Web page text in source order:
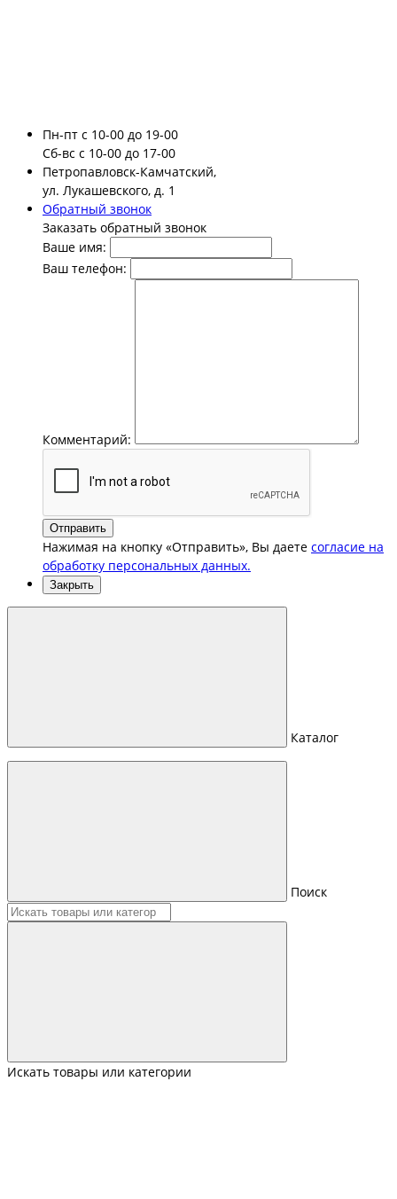
Пн-пт с 10-00 до 19-00
Сб-вс с 10-00 до 17-00
Петропавловск-Камчатский,
ул. Лукашевского, д. 1
Обратный звонок
Заказать обратный звонок
Ваше имя:
Ваш телефон:
Комментарий:
Отправить
Нажимая на кнопку «Отправить», Вы даете согласие на
обработку персональных данных.
Закрыть
Каталог
Поиск
Искать товары или категории